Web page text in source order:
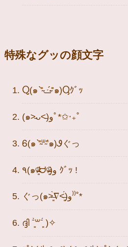
特殊なグッの顔文字
Ⴍ(๑ ⁼̴̀ݖ⁼̴́๑)Ⴓｸﾞｯ
(๑˃̵ᴗ˂̵)وﾟ*✩‧₊˚
Ꮾ(๑ ⁼̴̀ᐜ⁼̴́๑)Ꮽぐっ
٩(๑ᵒ̴̶̷͈᷄ᗨᵒ̴̶̷͈᷅)و ｸﾞｯ !
ぐっ(๑˃̶͈̀∇˂̶͈́)و⁾⁾˚*
ദ്ദി ˉ͈̀꒳ˉ͈́ )✧